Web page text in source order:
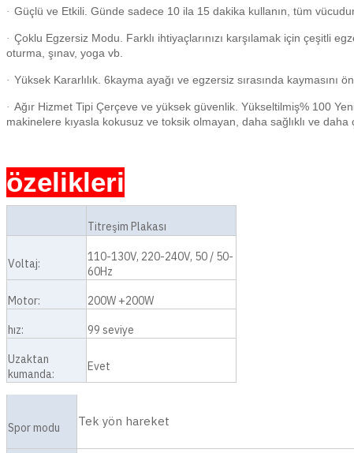
· Güçlü ve Etkili. Günde sadece 10 ila 15 dakika kullanın, tüm
· Çoklu Egzersiz Modu. Farklı ihtiyaçlarınızı karşılamak için çeşitli
oturma, şınav, yoga vb.
· Yüksek Kararlılık. 6kayma ayağı ve egzersiz sırasında kaymasını
· Ağır Hizmet Tipi Çerçeve ve yüksek güvenlik. Yükseltilmiş% 100
makinelere kıyasla kokusuz ve toksik olmayan, daha sağlıklı ve daha
özelikleri
Titreşim Plakası
Voltaj:
110-130V, 220-240V, 50 / 50-
60Hz
Motor: 200W +200W
hız: 99 seviye
Uzaktan
kumanda:
Evet
Spor modu Tek yön hareket